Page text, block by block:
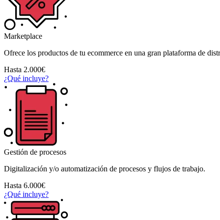
Marketplace
Ofrece los productos de tu ecommerce en una gran plataforma de
Hasta 2.000€
¿Qué incluye?
Gestión de procesos
Digitalización y/o automatización de procesos y flujos de trabajo.
Hasta 6.000€
¿Qué incluye?